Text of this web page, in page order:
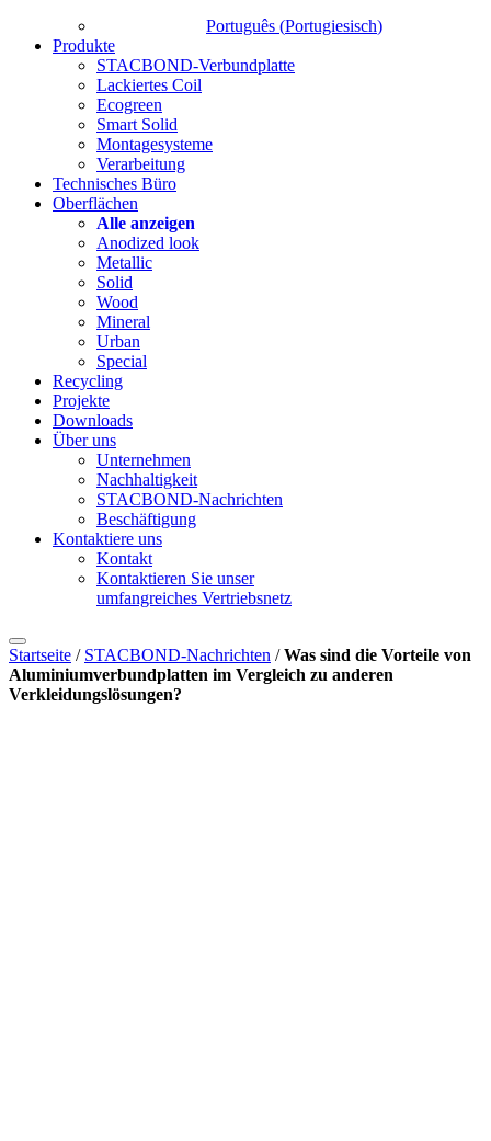
Português (Portugiesisch)
Produkte
STACBOND-Verbundplatte
Lackiertes Coil
Ecogreen
Smart Solid
Montagesysteme
Verarbeitung
Technisches Büro
Oberflächen
Alle anzeigen
Anodized look
Metallic
Solid
Wood
Mineral
Urban
Special
Recycling
Projekte
Downloads
Über uns
Unternehmen
Nachhaltigkeit
STACBOND-Nachrichten
Beschäftigung
Kontaktiere uns
Kontakt
Kontaktieren Sie unser
umfangreiches Vertriebsnetz
Startseite / STACBOND-Nachrichten /Was sind die Vorteile von
Aluminiumverbundplatten im Vergleich zu anderen
Verkleidungslösungen?